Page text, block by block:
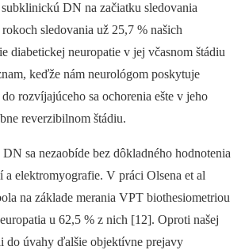
DN na začiatku sledovania
sledovania už 25,7 % našich
diabetickej neuropatie v jej včasnom štádiu
keďže nám neurológom poskytuje
rozvíjajúceho sa ochorenia ešte v jeho
reverzibilnom štádiu.
sa nezaobíde bez dôkladného hodnotenia
elektromyografie. V práci Olsena et al
na základe merania VPT bio­thesiometriou
u 62,5 % z nich [12]. Oproti našej
do úvahy ďalšie objektívne prejavy